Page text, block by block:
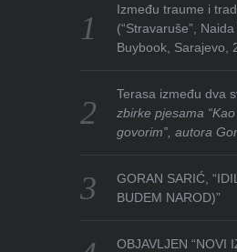
Između traume i
(“Stravaruše”, Naida
Buybook, Sarajevo,
Terasa između dva
zbirke pjesama
govorim”, autora
GORAN SARIĆ,
BUDEM NAROD)”
OBJAVLJEN “NOVI